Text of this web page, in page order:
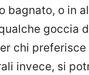
bagnato, o in
goccia
chi
invece, si